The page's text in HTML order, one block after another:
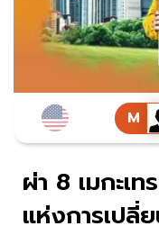
ผ่า 8 เมกะเ
แห่งการเปลี่